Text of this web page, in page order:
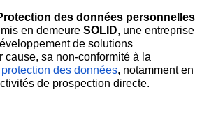
des données personnelles
en demeure SOLID, une entreprise
de solutions
cause, sa non-conformité à la
protection des données, notamment en
de prospection directe.